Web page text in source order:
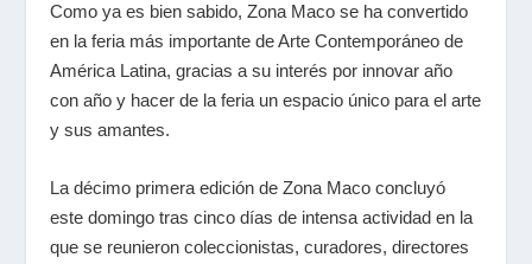
Como ya es bien sabido, Zona Maco se ha convertido
en la feria más importante de Arte Contemporáneo de
América Latina, gracias a su interés por innovar año
con año y hacer de la feria un espacio único para el arte
y sus amantes.
La décimo primera edición de Zona Maco concluyó
este domingo tras cinco días de intensa actividad en la
que se reunieron coleccionistas, curadores, directores